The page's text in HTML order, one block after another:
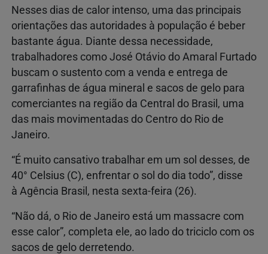
Nesses dias de calor intenso, uma das principais
orientações das autoridades à população é beber
bastante água. Diante dessa necessidade,
trabalhadores como José Otávio do Amaral Furtado
buscam o sustento com a venda e entrega de
garrafinhas de água mineral e sacos de gelo para
comerciantes na região da Central do Brasil, uma
das mais movimentadas do Centro do Rio de
Janeiro.
“É muito cansativo trabalhar em um sol desses, de
40° Celsius (C), enfrentar o sol do dia todo”, disse
à Agência Brasil, nesta sexta-feira (26).
“Não dá, o Rio de Janeiro está um massacre com
esse calor”, completa ele, ao lado do triciclo com os
sacos de gelo derretendo.